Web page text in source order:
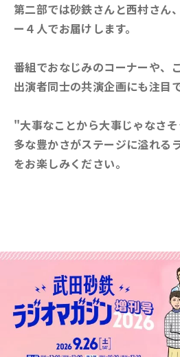
第二部では砂鉄さんと西村さん
ー４人でお届けします。
番組でおなじみのコーナーや、
出演者同士の共演企画にも注目
"大事なことから大事じゃなさ
多な豊かさがステージに溢れる
をお楽しみください。